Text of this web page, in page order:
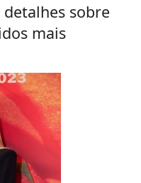
sobre
mais